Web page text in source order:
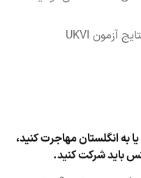
به انگلستان مهاجرت کنید،
باید شرکت کنید.